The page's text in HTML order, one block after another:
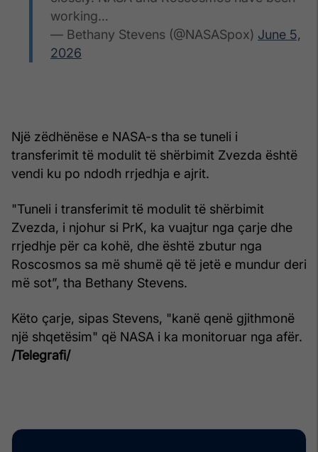
working…
— Bethany Stevens (@NASASpox) June 5,
2026
Një zëdhënëse e NASA-s tha se tuneli i
transferimit të modulit të shërbimit Zvezda është
vendi ku po ndodh rrjedhja e ajrit.
"Tuneli i transferimit të modulit të shërbimit
Zvezda, i njohur si PrK, ka vuajtur nga çarje dhe
rrjedhje për ca kohë, dhe është zbutur nga
Roscosmos sa më shumë që të jetë e mundur deri
më sot”, tha Bethany Stevens.
Këto çarje, sipas Stevens, "kanë qenë gjithmonë
një shqetësim" që NASA i ka monitoruar nga afër.
/Telegrafi/